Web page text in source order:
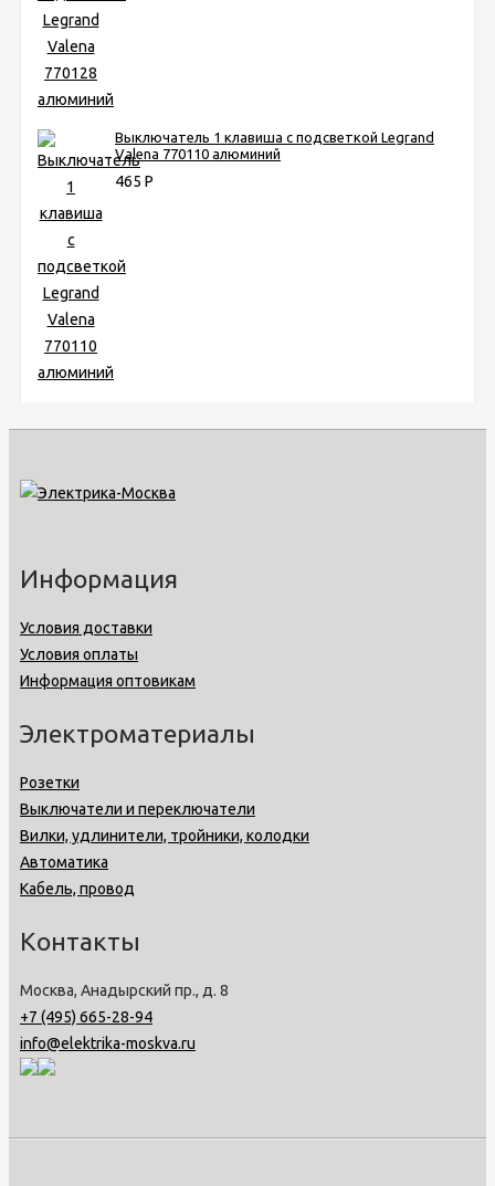
Выключатель 1 клавиша с подсветкой Legrand
Valena 770110 алюминий
465 Р
Информация
Условия доставки
Условия оплаты
Информация оптовикам
Электроматериалы
Розетки
Выключатели и переключатели
Вилки, удлинители, тройники, колодки
Автоматика
Кабель, провод
Контакты
Москва, Анадырский пр., д. 8
+7 (495) 665-28-94
info@elektrika-moskva.ru